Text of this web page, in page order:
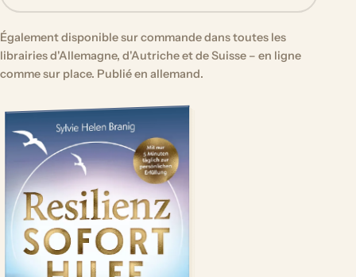
Également disponible sur commande dans toutes les
librairies d'Allemagne, d'Autriche et de Suisse – en ligne
comme sur place. Publié en allemand.